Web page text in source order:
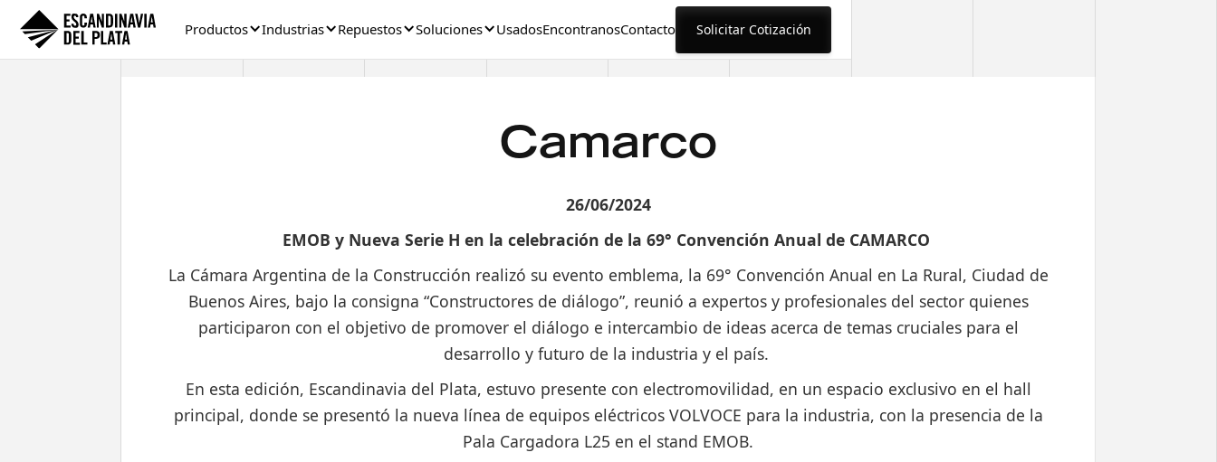
Productos Industrias Repuestos Soluciones UsadosEncontranosContacto Solicitar Cotización
Camarco
26/06/2024
EMOB y Nueva Serie H en la celebración de la 69° Convención Anual de CAMARCO
La Cámara Argentina de la Construcción realizó su evento emblema, la 69° Convención Anual en La Rural, Ciudad de
Buenos Aires, bajo la consigna “Constructores de diálogo”, reunió a expertos y profesionales del sector quienes
participaron con el objetivo de promover el diálogo e intercambio de ideas acerca de temas cruciales para el
desarrollo y futuro de la industria y el país.
En esta edición, Escandinavia del Plata, estuvo presente con electromovilidad, en un espacio exclusivo en el hall
principal, donde se presentó la nueva línea de equipos eléctricos VOLVOCE para la industria, con la presencia de la
Pala Cargadora L25 en el stand EMOB.